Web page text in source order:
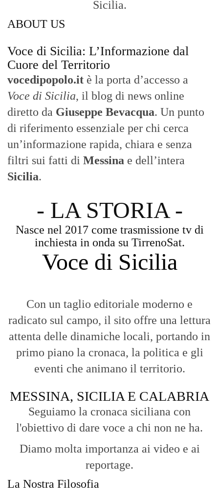
Sicilia.
ABOUT US
Voce di Sicilia: L’Informazione dal
Cuore del Territorio
vocedipopolo.it è la porta d’accesso a
Voce di Sicilia, il blog di news online
diretto da Giuseppe Bevacqua. Un punto
di riferimento essenziale per chi cerca
un’informazione rapida, chiara e senza
filtri sui fatti di Messina e dell’intera
Sicilia.
- LA STORIA -
Nasce nel 2017 come trasmissione tv di
inchiesta in onda su TirrenoSat.
Voce di Sicilia
Con un taglio editoriale moderno e
radicato sul campo, il sito offre una lettura
attenta delle dinamiche locali, portando in
primo piano la cronaca, la politica e gli
eventi che animano il territorio.
MESSINA, SICILIA E CALABRIA
Seguiamo la cronaca siciliana con
l'obiettivo di dare voce a chi non ne ha.
Diamo molta importanza ai video e ai
reportage.
La Nostra Filosofia